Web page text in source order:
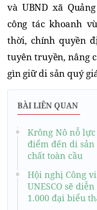
và UBND xã
công tác khoanh
thời, chính quyền
tuyên truyền, nâng
gìn giữ di sản quý
BÀI LIÊN QUAN
Krông Nô nỗ
điểm đến di
chất toàn cầu
Hội nghị Công
UNESCO sẽ
1.000 đại biểu